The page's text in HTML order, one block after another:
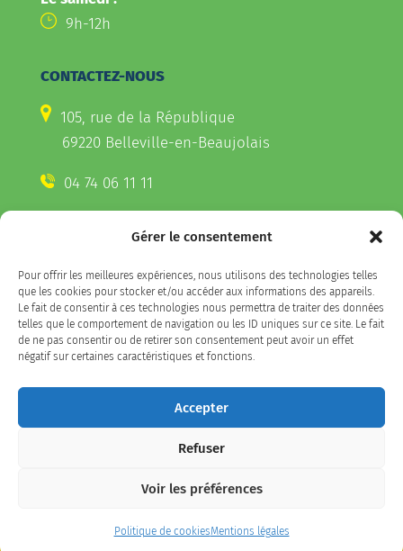
Gérer le consentement
Pour offrir les meilleures expériences, nous utilisons des technologies telles
que les cookies pour stocker et/ou accéder aux informations des appareils.
Le fait de consentir à ces technologies nous permettra de traiter des données
telles que le comportement de navigation ou les ID uniques sur ce site. Le fait
de ne pas consentir ou de retirer son consentement peut avoir un effet
négatif sur certaines caractéristiques et fonctions.
Accepter
Refuser
Voir les préférences
Politique de cookiesMentions légales
9h-12h
CONTACTEZ-NOUS
105, rue de la République
69220 Belleville-en-Beaujolais
04 74 06 11 11
CONTACTEZ-NOUS
Télécharger l'appli Belleville
sur votre smartphone
Instagram
légales/Accessibilité : partiellement conforme